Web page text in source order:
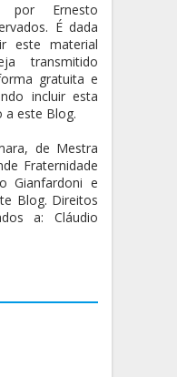
por Ernesto
É dada
este material
transmitido
gratuita e
incluir esta
a este Blog.
de Mestra
Fraternidade
Gianfardoni e
Blog. Direitos
a: Cláudio